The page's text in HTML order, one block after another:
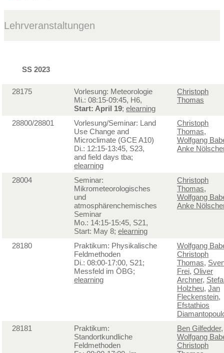
Lehrveranstaltungen
SS 2023
28175
Vorlesung: Meteorologie
Mi.: 08:15-09:45, H6,
Start: April 19; elearning
Christoph
Thomas
28800/28801
Vorlesung/Seminar: Land
Use Change and
Microclimate (GCE A10)
Di.: 12:15-13:45, S23,
and field days tba;
elearning
Christoph
Thomas,
Wolfgang
Anke
28004
Seminar:
Mikrometeorologisches
und
atmosphärenchemisches
Seminar
Mo.: 14:15-15:45, S21,
Start: May 8; elearning
Christoph
Thomas,
Wolfgang
Anke
28180
Praktikum: Physikalische
Feldmethoden
Di.: 08:00-17:00, S21;
Messfeld im ÖBG;
elearning
Wolfgang
Christoph
Thomas,
Frei, Oliver
Archner,
Holzheu, Jan
Fleckenstein,
Efstathios
28181
Praktikum:
Standortkundliche
Feldmethoden
Ben Gilfedder,
Wolfgang
Christoph